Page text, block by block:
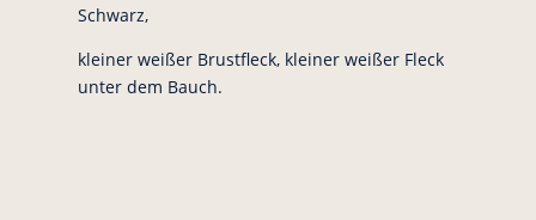
Schwarz,
kleiner weißer Brustfleck, kleiner weißer Fleck
unter dem Bauch.